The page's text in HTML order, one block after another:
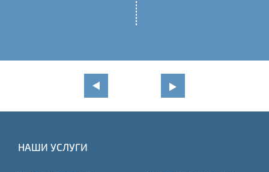
НАШИ УСЛУГИ